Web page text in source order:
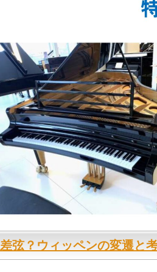
弦？ウィッペンの変遷と